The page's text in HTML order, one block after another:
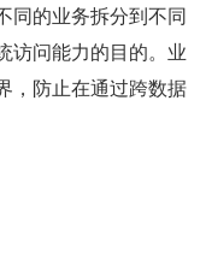
同的业务拆分到不同
访问能力的目的。业
，防止在通过跨数据